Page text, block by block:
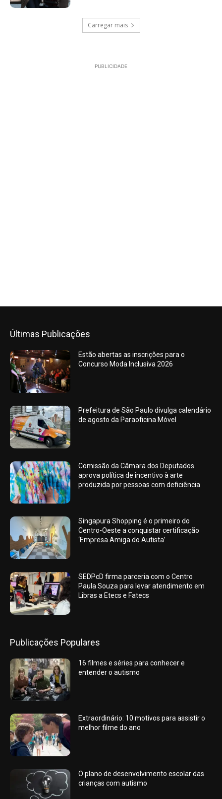
Carregar mais
PUBLICIDADE
Últimas Publicações
Estão abertas as inscrições para o
Concurso Moda Inclusiva 2026
Prefeitura de São Paulo divulga calendário
de agosto da Paraoficina Móvel
Comissão da Câmara dos Deputados
aprova política de incentivo à arte
produzida por pessoas com deficiência
Singapura Shopping é o primeiro do
Centro-Oeste a conquistar certificação
‘Empresa Amiga do Autista’
SEDPcD firma parceria com o Centro
Paula Souza para levar atendimento em
Libras a Etecs e Fatecs
Publicações Populares
16 filmes e séries para conhecer e
entender o autismo
Extraordinário: 10 motivos para assistir o
melhor filme do ano
O plano de desenvolvimento escolar das
crianças com autismo